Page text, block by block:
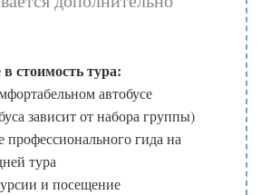
стоимость тура:
автобусе
зависит от набора группы)
гида на
тура
и посещение
до начала тура
охраняемых природных
по постановлению
обязательный платеж 200
объектов: